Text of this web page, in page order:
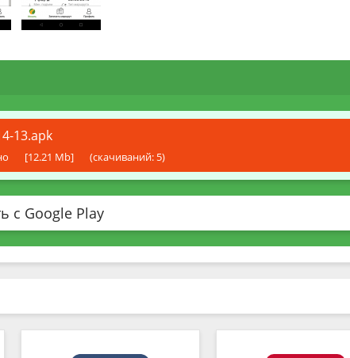
13.apk
[12.21 Mb] (cкачиваний: 5)
с Google Play